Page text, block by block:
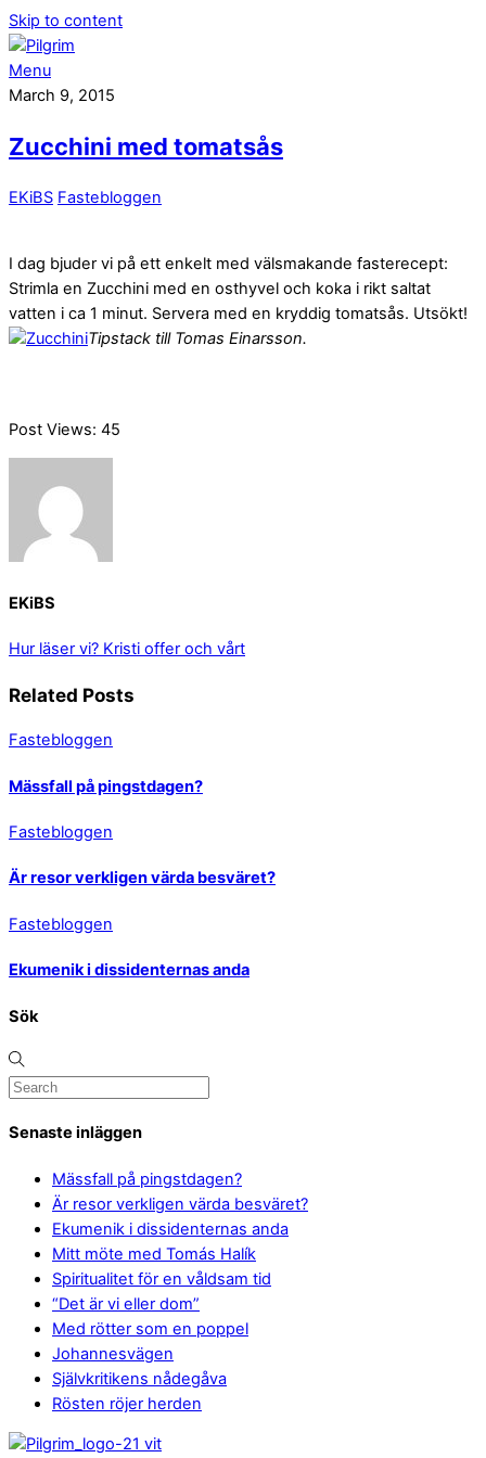
Skip to content
Menu
March 9, 2015
Zucchini med tomatsås
EKiBS Fastebloggen
I dag bjuder vi på ett enkelt med välsmakande fasterecept:
Strimla en Zucchini med en osthyvel och koka i rikt saltat
vatten i ca 1 minut. Servera med en kryddig tomatsås. Utsökt!
Tipstack till Tomas Einarsson.
Post Views: 45
EKiBS
Hur läser vi? Kristi offer och vårt
Related Posts
Fastebloggen
Mässfall på pingstdagen?
Fastebloggen
Är resor verkligen värda besväret?
Fastebloggen
Ekumenik i dissidenternas anda
Sök
Senaste inläggen
Mässfall på pingstdagen?
Är resor verkligen värda besväret?
Ekumenik i dissidenternas anda
Mitt möte med Tomás Halík
Spiritualitet för en våldsam tid
“Det är vi eller dom”
Med rötter som en poppel
Johannesvägen
Självkritikens nådegåva
Rösten röjer herden